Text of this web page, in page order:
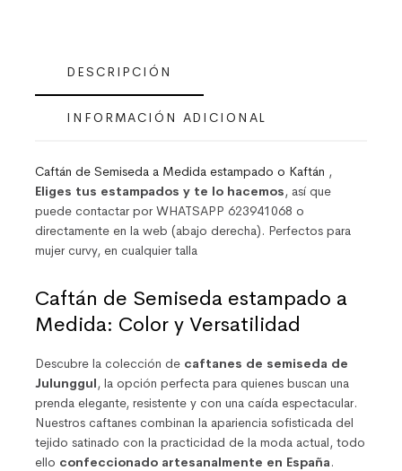
DESCRIPCIÓN
INFORMACIÓN ADICIONAL
Caftán de Semiseda a Medida estampado o Kaftán ,
Eliges tus estampados y te lo hacemos, así que
puede contactar por WHATSAPP 623941068 o
directamente en la web (abajo derecha). Perfectos para
mujer curvy, en cualquier talla
Caftán de Semiseda estampado a
Medida: Color y Versatilidad
Descubre la colección de caftanes de semiseda de
Julunggul, la opción perfecta para quienes buscan una
prenda elegante, resistente y con una caída espectacular.
Nuestros caftanes combinan la apariencia sofisticada del
tejido satinado con la practicidad de la moda actual, todo
ello confeccionado artesanalmente en España.